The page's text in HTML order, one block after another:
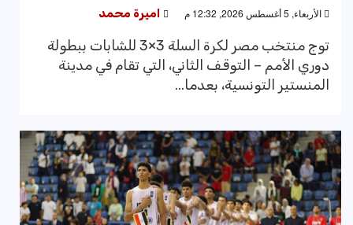
الأربعاء, 5 أغسطس 2026, 12:32 م اميرة محمد
توج منتخب مصر لكرة السلة 3×3 للشابات ببطولة
دوري الأمم – التوقف الثاني، التي تقام في مدينة
المنستير التونسية، بعدما...